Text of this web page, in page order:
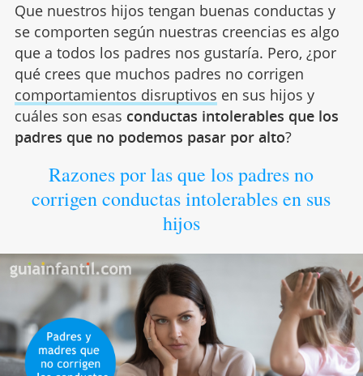
Que nuestros hijos tengan buenas conductas y
se comporten según nuestras creencias es algo
que a todos los padres nos gustaría. Pero, ¿por
qué crees que muchos padres no corrigen
comportamientos disruptivos en sus hijos y
cuáles son esas conductas intolerables que los
padres que no podemos pasar por alto?
Razones por las que los padres no
corrigen conductas intolerables en sus
hijos